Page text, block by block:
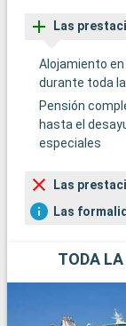
Las
Alojamiento
durante toda
Pensión
hasta el
especiales
Las
Las
TODA LA